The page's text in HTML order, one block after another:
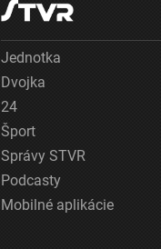
Jednotka
Dvojka
24
Šport
Správy STVR
Podcasty
Mobilné aplikácie